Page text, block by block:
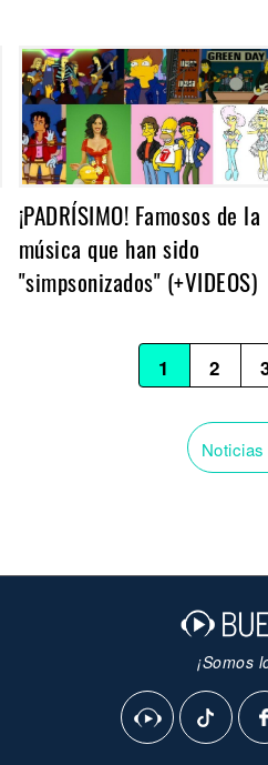
¡PADRÍSIMO! Famosos de la
música que han sido
"simpsonizados" (+VIDEOS)
1 2
¡Somos